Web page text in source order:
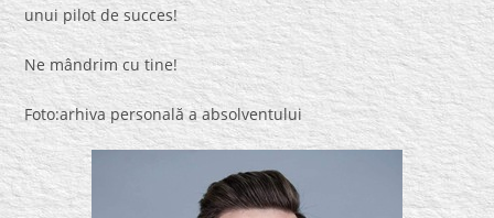
unui pilot de succes!
Ne mândrim cu tine!
Foto:arhiva personală a absolventului